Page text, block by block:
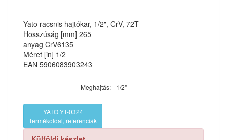
Yato racsnis hajtókar, 1/2", CrV, 72T
Hosszúság [mm] 265
anyag CrV6135
Méret [in] 1/2
EAN 5906083903243
Meghajtás: 1/2"
YATO YT-0324
Termékoldal, referenciák